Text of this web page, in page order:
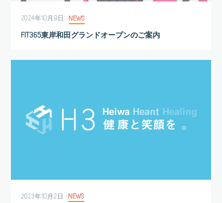
2024年10月9日 NEWS
FIT365東岸和田グランドオープンのご案内
2023年10月2日 NEWS